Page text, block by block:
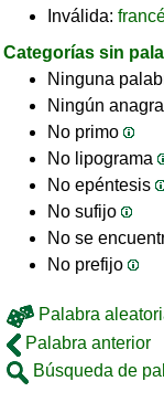
Inválida:
Categorías sin
Ninguna
Ningún
No primo
No lipograma
No epéntesis
No sufijo
No se
No prefijo
Palabra
Palabra anterior
Búsqueda de